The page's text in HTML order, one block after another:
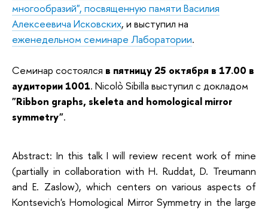
многообразий", посвященную памяти Василия
Алексеевича Исковских, и выступил на
еженедельном семинаре Лаборатории.
Семинар состоялся в пятницу 25 октября в 17.00 в
аудитории 1001. Nicolò Sibilla выступил с докладом
"Ribbon graphs, skeleta and homological mirror
symmetry".
Abstract: In this talk I will review recent work of mine
(partially in collaboration with H. Ruddat, D. Treumann
and E. Zaslow), which centers on various aspects of
Kontsevich's Homological Mirror Symmetry in the large